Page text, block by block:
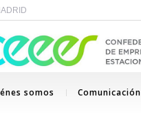
somos Comunicación